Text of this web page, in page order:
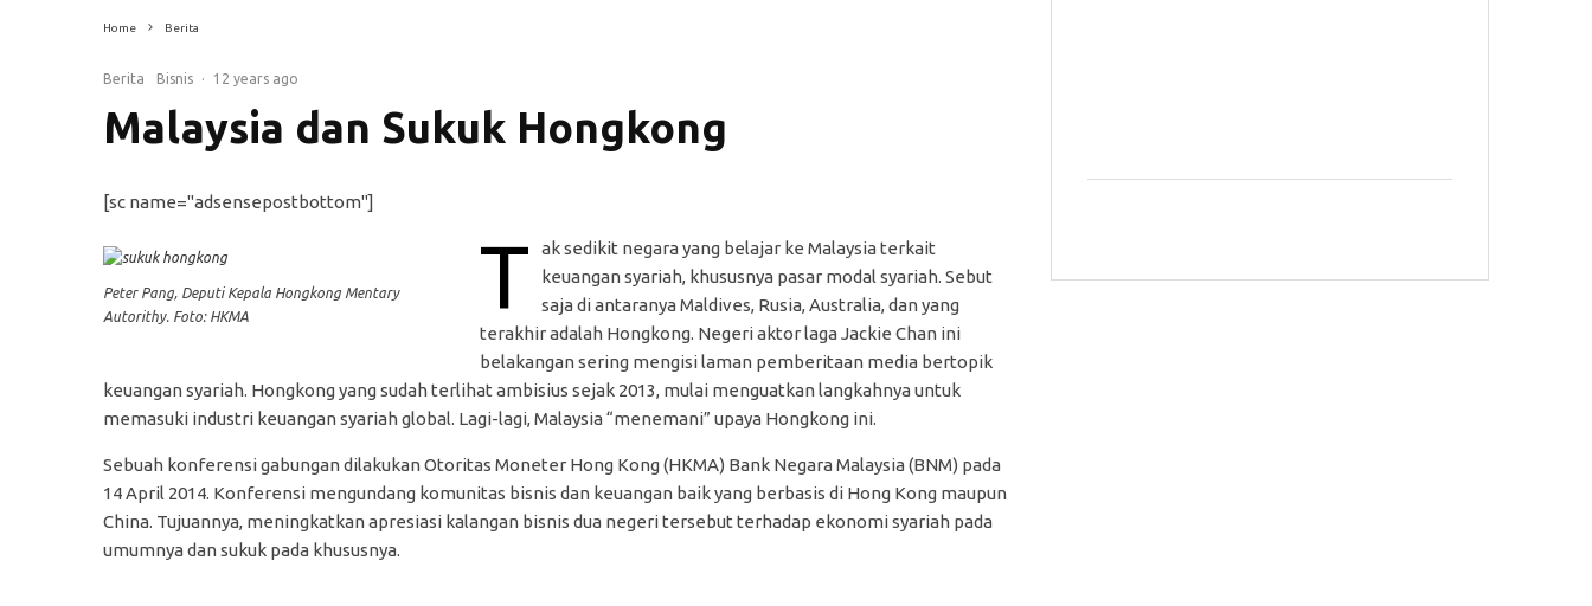
Home Berita
Berita Bisnis · 12 years ago
Malaysia dan Sukuk Hongkong
[sc name="adsensepostbottom"]
Peter Pang, Deputi Kepala Hongkong Mentary
Autorithy. Foto: HKMA
T
ak sedikit negara yang belajar ke Malaysia terkait
keuangan syariah, khususnya pasar modal syariah. Sebut
saja di antaranya Maldives, Rusia, Australia, dan yang
terakhir adalah Hongkong. Negeri aktor laga Jackie Chan ini
belakangan sering mengisi laman pemberitaan media bertopik
keuangan syariah. Hongkong yang sudah terlihat ambisius sejak 2013, mulai menguatkan langkahnya untuk
memasuki industri keuangan syariah global. Lagi-lagi, Malaysia “menemani” upaya Hongkong ini.
Sebuah konferensi gabungan dilakukan Otoritas Moneter Hong Kong (HKMA) Bank Negara Malaysia (BNM) pada
14 April 2014. Konferensi mengundang komunitas bisnis dan keuangan baik yang berbasis di Hong Kong maupun
China. Tujuannya, meningkatkan apresiasi kalangan bisnis dua negeri tersebut terhadap ekonomi syariah pada
umumnya dan sukuk pada khususnya.